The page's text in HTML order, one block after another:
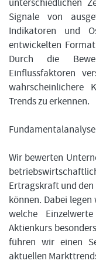
unterschiedlichen
Signale von
Indikatoren und
entwickelten
Durch die
Einflussfaktoren
wahrscheinlichere
Trends zu erkennen.
Fundamentalanalyse
Wir bewerten
Ertragskraft und
können. Dabei
welche
Aktienkurs
führen wir einen
aktuellen